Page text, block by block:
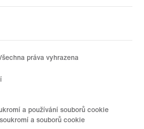
práva vyhrazena
a používání souborů cookie
a souborů cookie